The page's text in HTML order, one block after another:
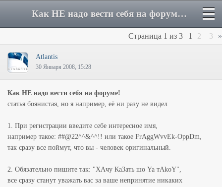
Как НЕ надо вести себя на форуме! - Форум
Страница 1 из 3 1 2 3 »
Atlantis
30 Января 2008, 15:28
Как НЕ надо вести себя на форуме!
статья боянистая, но я например, её ни разу не видел
1. При регистрации введите себе интересное имя,
например такое: ##@22^^&^^!! или такое FrAggWvvEk-OppDm,
так сразу все поймут, что вы - человек оригинальный.
2. Обязательно пишите так: "ХАчу Ка3ать шо Ya тАkоY",
все сразу станут уважать вас за ваше непринятие никаких